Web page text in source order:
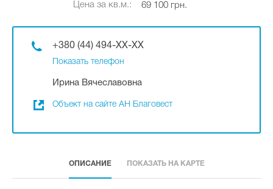
Цена за кв.м.:
69 100 грн.
+380 (44) 494-XX-XX
Показать телефон
Ирина Вячеславовна
Объект на сайте АН Благовест
ОПИСАНИЕ ПОКАЗАТЬ НА КАРТЕ